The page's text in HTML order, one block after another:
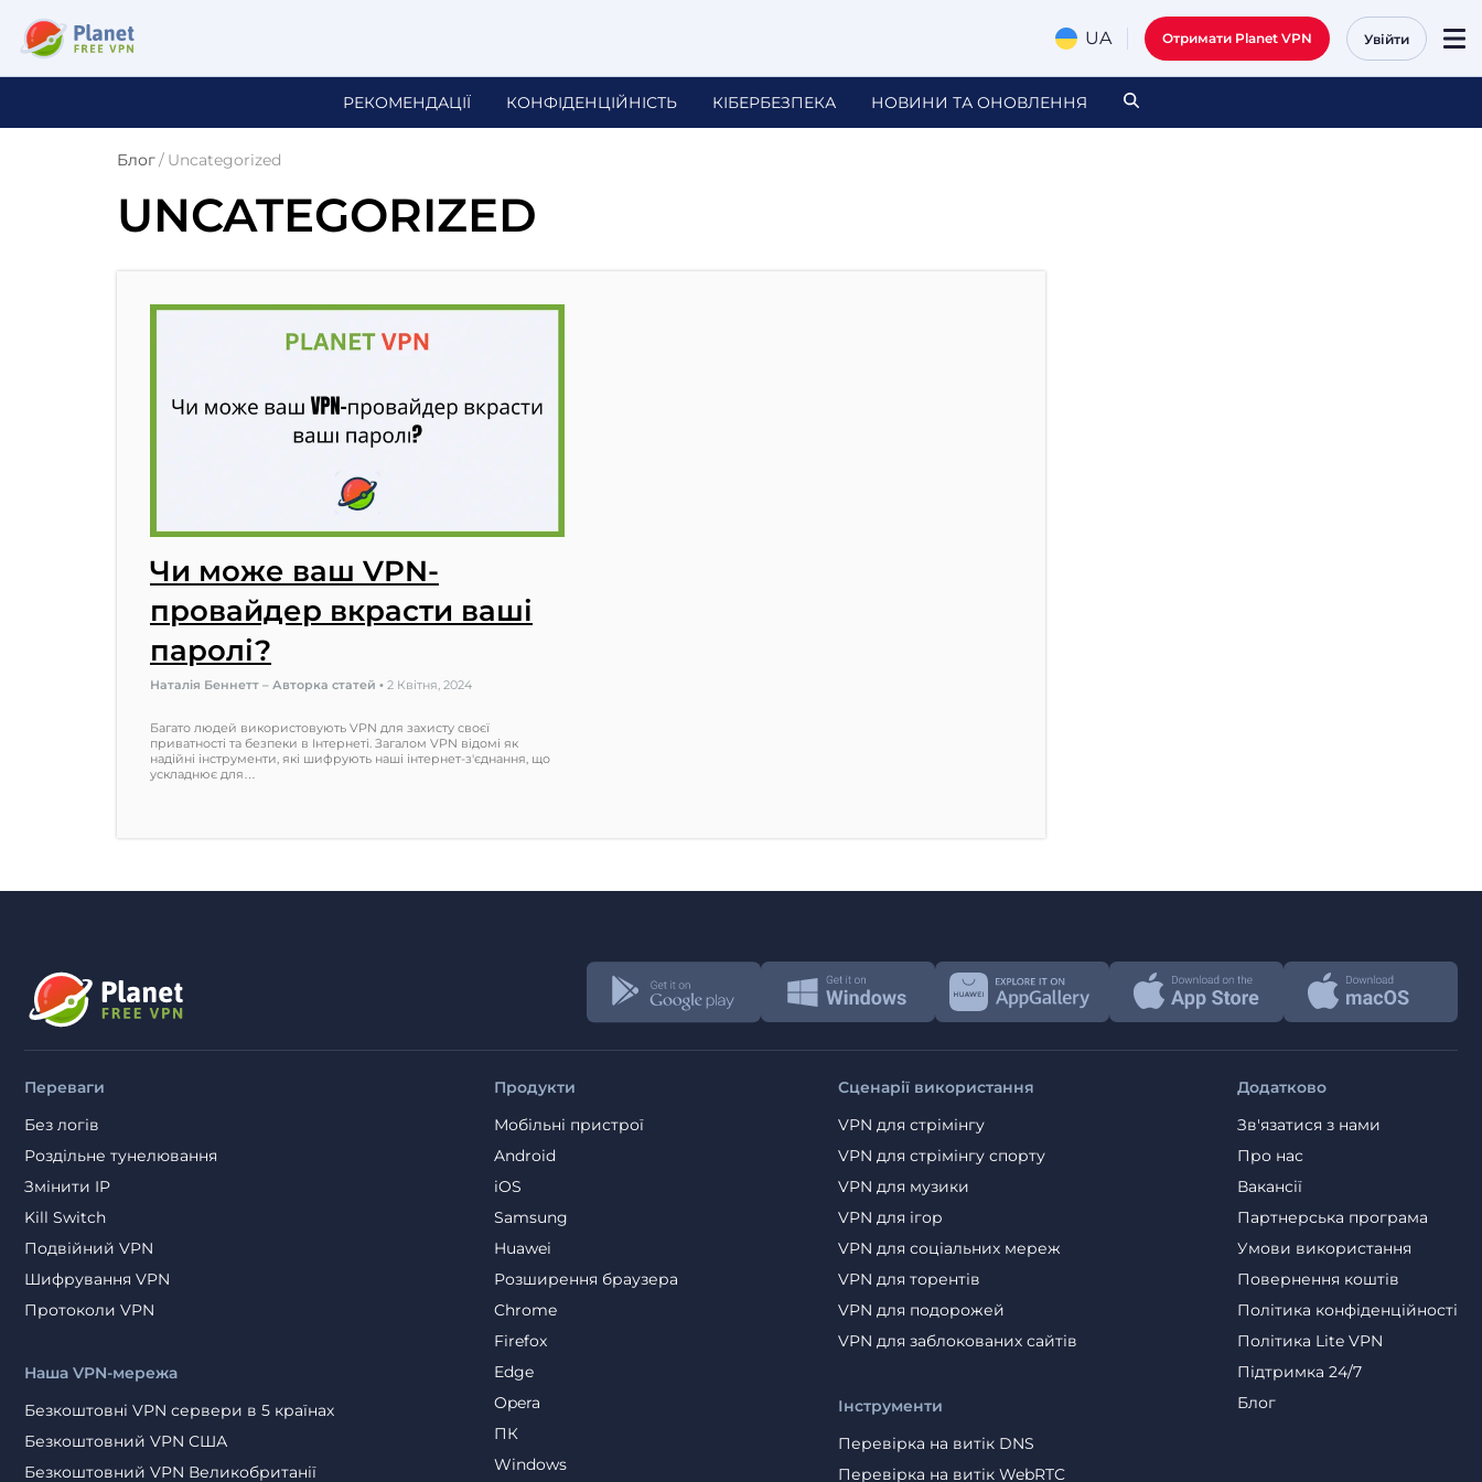
UA Отримати Planet VPN Увійти
РЕКОМЕНДАЦІЇ КОНФІДЕНЦІЙНІСТЬ КІБЕРБЕЗПЕКА НОВИНИ ТА ОНОВЛЕННЯ
Блог/ Uncategorized
UNCATEGORIZED
Чи може ваш VPN-
провайдер вкрасти ваші
паролі?
Наталія Беннетт – Авторка статей • 2 Квітня, 2024
Багато людей використовують VPN для захисту своєї
приватності та безпеки в Інтернеті. Загалом VPN відомі як
надійні інструменти, які шифрують наші інтернет-з'єднання, що
ускладнює для…
Переваги
Без логів
Роздільне тунелювання
Змінити IP
Kill Switch
Подвійний VPN
Шифрування VPN
Протоколи VPN
Продукти
Мобільні пристрої
Android
iOS
Samsung
Huawei
Розширення браузера
Chrome
Firefox
Edge
Opera
ПК
Windows
Сценарії використання
VPN для стрімінгу
VPN для стрімінгу спорту
VPN для музики
VPN для ігор
VPN для соціальних мереж
VPN для торентів
VPN для подорожей
VPN для заблокованих сайтів
Додатково
Зв'язатися з нами
Про нас
Вакансії
Партнерська програма
Умови використання
Повернення коштів
Політика конфіденційності
Політика Lite VPN
Пiдтримка 24/7
Блог
Наша VPN-мережа
Безкоштовні VPN сервери в 5 країнах
Безкоштовний VPN США
Безкоштовний VPN Великобританії
Інструменти
Перевірка на витік DNS
Перевірка на витік WebRTC